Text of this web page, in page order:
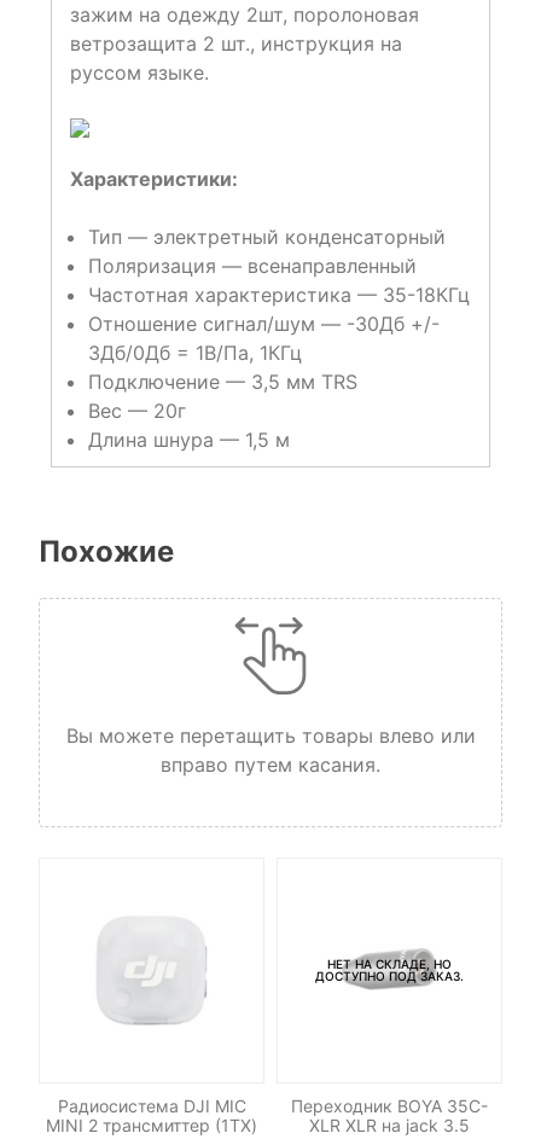
зажим на одежду 2шт, поролоновая
ветрозащита 2 шт., инструкция на
руссом языке.
Характеристики:
Тип — электретный конденсаторный
Поляризация — всенаправленный
Частотная характеристика — 35-18КГц
Отношение сигнал/шум — -30Дб +/-
3Дб/0Дб = 1В/Па, 1КГц
Подключение — 3,5 мм TRS
Вес — 20г
Длина шнура — 1,5 м
Похожие
Вы можете перетащить товары влево или
вправо путем касания.
Радиосистема DJI MIC
MINI 2 трансмиттер (1TX)
НЕТ НА СКЛАДЕ, НО
ДОСТУПНО ПОД ЗАКАЗ.
Переходник BOYA 35C-
XLR XLR на jack 3.5